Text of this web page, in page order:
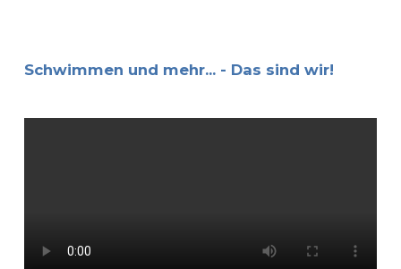
Schwimmen und mehr... - Das sind wir!